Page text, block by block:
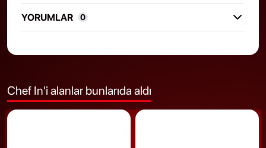
YORUMLAR 0
Chef In'i alanlar bunlarıda aldı